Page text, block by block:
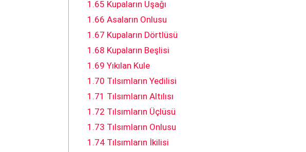
1.65 Kupaların Uşağı
1.66 Asaların Onlusu
1.67 Kupaların Dörtlüsü
1.68 Kupaların Beşlisi
1.69 Yıkılan Kule
1.70 Tılsımların Yedilisi
1.71 Tılsımların Altılısı
1.72 Tılsımların Üçlüsü
1.73 Tılsımların Onlusu
1.74Tılsımların İkilisi